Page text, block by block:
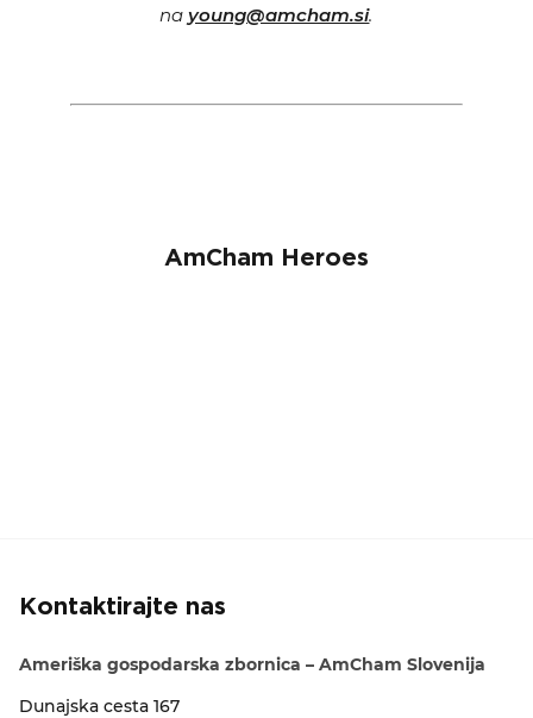
nayoung@amcham.si.
AmCham Heroes
Kontaktirajte nas
Ameriška gospodarska zbornica – AmCham Slovenija
Dunajska cesta 167